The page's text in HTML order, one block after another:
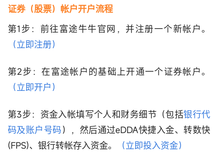
证券（股票）帐户开户流程
第1步：前往富途牛牛官网，并注册一个新帐户。
（立即注册）
第2步：在富途帐户的基础上开通一个证券帐户。
（立即开户）
第3步：资金入帐填写个人和财务细节（包括银行代
码及账户号码），然后通过eDDA快捷入金、转数快
(FPS)、银行转帐存入资金。
（立即投入资金）